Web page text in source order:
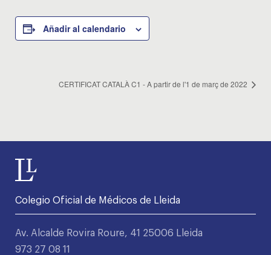
Añadir al calendario
CERTIFICAT CATALÀ C1 - A partir de l'1 de març de 2022
Colegio Oficial de Médicos de Lleida
Av. Alcalde Rovira Roure, 41 25006 Lleida
973 27 08 11